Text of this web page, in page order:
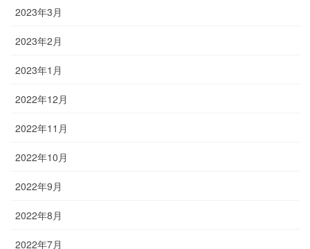
2023年3月
2023年2月
2023年1月
2022年12月
2022年11月
2022年10月
2022年9月
2022年8月
2022年7月